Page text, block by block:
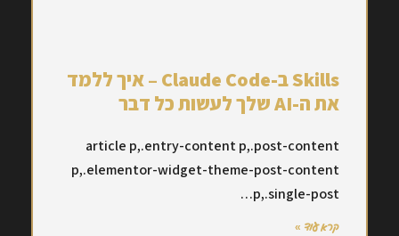
Skills ב-Claude Code – איך ללמד
את ה-AI שלך לעשות כל דבר
article p,.entry-content p,.post-content
p,.elementor-widget-theme-post-content
p,.single-post…
קרא עוד »